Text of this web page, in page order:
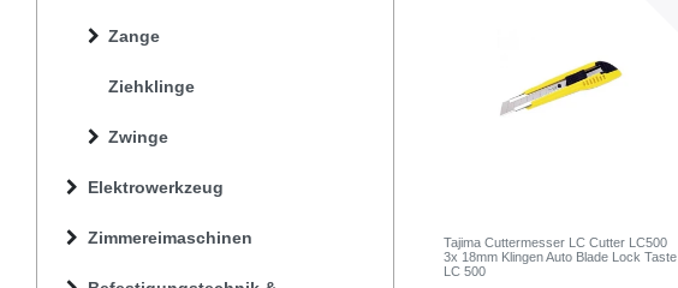
Zange
Ziehklinge
Zwinge
Elektrowerkzeug
Zimmereimaschinen
Tajima Cuttermesser LC Cutter LC500
3x 18mm Klingen Auto Blade Lock Taste
LC 500